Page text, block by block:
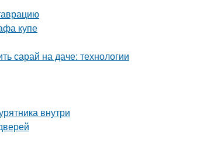
купе
сарай на даче: технологии
внутри